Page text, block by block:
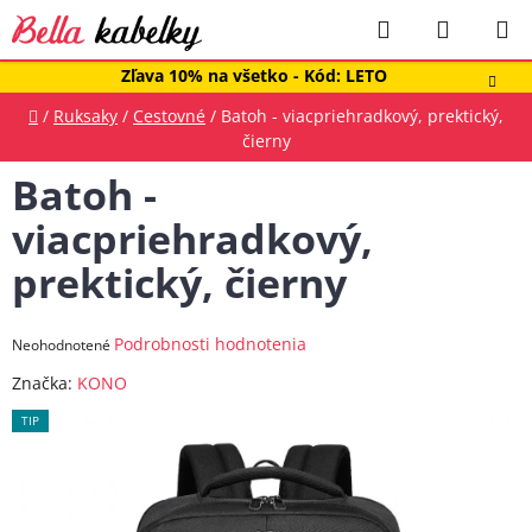
Prejsť
na
obsah
Zľava 10% na všetko - Kód: LETO
Hľadať
KOŠÍK
Domov
/ Ruksaky / Cestovné / Batoh - viacpriehradkový, prektický,
čierny
Batoh -
viacpriehradkový,
prektický, čierny
Priemerné
produktu
je
Neohodnotené Podrobnosti hodnotenia
Značka: KONO
TIP